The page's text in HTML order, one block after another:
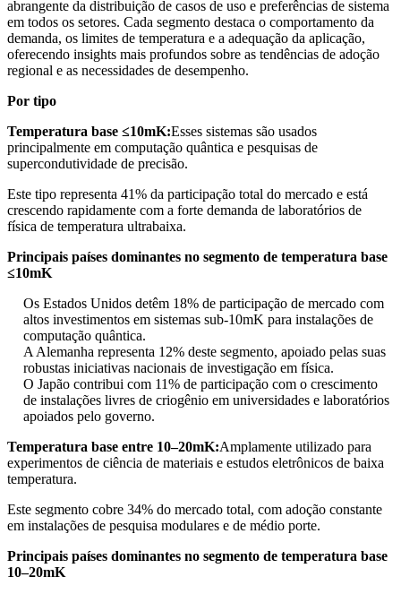
abrangente da distribuição de casos de uso e preferências de sistema
em todos os setores. Cada segmento destaca o comportamento da
demanda, os limites de temperatura e a adequação da aplicação,
oferecendo insights mais profundos sobre as tendências de adoção
regional e as necessidades de desempenho.
Por tipo
Temperatura base ≤10mK:Esses sistemas são usados ​​​​
principalmente em computação quântica e pesquisas de
supercondutividade de precisão.
Este tipo representa 41% da participação total do mercado e está
crescendo rapidamente com a forte demanda de laboratórios de
física de temperatura ultrabaixa.
Principais países dominantes no segmento de temperatura base
≤10mK
Os Estados Unidos detêm 18% de participação de mercado com
altos investimentos em sistemas sub-10mK para instalações de
computação quântica.
A Alemanha representa 12% deste segmento, apoiado pelas suas
robustas iniciativas nacionais de investigação em física.
O Japão contribui com 11% de participação com o crescimento
de instalações livres de criogênio em universidades e laboratórios
apoiados pelo governo.
Temperatura base entre 10–20mK:Amplamente utilizado para
experimentos de ciência de materiais e estudos eletrônicos de baixa
temperatura.
Este segmento cobre 34% do mercado total, com adoção constante
em instalações de pesquisa modulares e de médio porte.
Principais países dominantes no segmento de temperatura base
10–20mK